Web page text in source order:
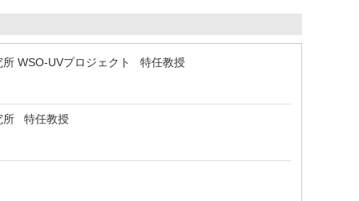
WSO-UVプロジェクト 特任教授
所 特任教授